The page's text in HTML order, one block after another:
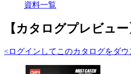
資料一覧
【カタログプレビュ
<ログインしてこのカタログをダ